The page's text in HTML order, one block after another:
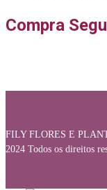
Compra
FILY FLORES E
2024 Todos os direitos